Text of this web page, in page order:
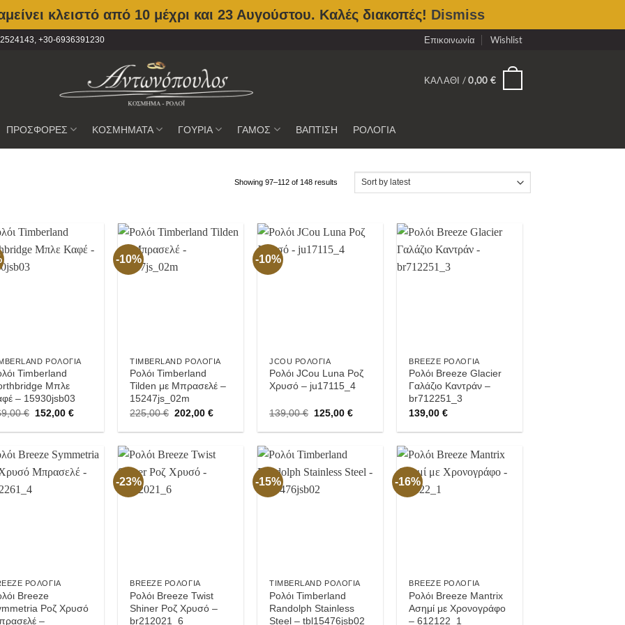
κλειστό από 10 μέχρι και 23 Αυγούστου. Καλές διακοπές! Dismiss
+30-6936391230 Επικοινωνία Wishlist
ΚΑΛΆΘΙ /0,00 €
ΠΡΟΣΦΟΡΕΣ ΚΟΣΜΗΜΑΤΑ ΓΟΥΡΙΑ ΓΑΜΟΣ ΒΑΠΤΙΣΗ ΡΟΛΟΓΙΑ
Showing 97–112 of 148 resultsSorted
ΡΟΛΌΓΙΑ
Timberland
Μπλε
– 15930jsb03
€ Original
was:
152,00€Current
is:
-10%
TIMBERLAND ΡΟΛΌΓΙΑ
Ρολόι Timberland
Tilden με Μπρασελέ –
15247js_02m
225,00€ Original
was:
202,00€Current
is:
-10%
JCOU ΡΟΛΌΓΙΑ
Ρολόι JCou Luna Ροζ
Χρυσό – ju17115_4
139,00€ Original
was:
125,00€Current
is:
BREEZE ΡΟΛΌΓΙΑ
Ρολόι Breeze Glacier
Γαλάζιο Καντράν –
br712251_3
139,00€
ΡΟΛΌΓΙΑ
Breeze
Ροζ Χρυσό
–
-23%
BREEZE ΡΟΛΌΓΙΑ
Ρολόι Breeze Twist
Shiner Ροζ Χρυσό –
br212021_6
-15%
TIMBERLAND ΡΟΛΌΓΙΑ
Ρολόι Timberland
Randolph Stainless
Steel – tbl15476jsb02
-16%
BREEZE ΡΟΛΌΓΙΑ
Ρολόι Breeze Mantrix
Ασημί με Χρονογράφο
– 612122_1